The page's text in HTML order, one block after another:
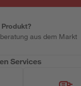
Produkt?
aus dem Markt
Services